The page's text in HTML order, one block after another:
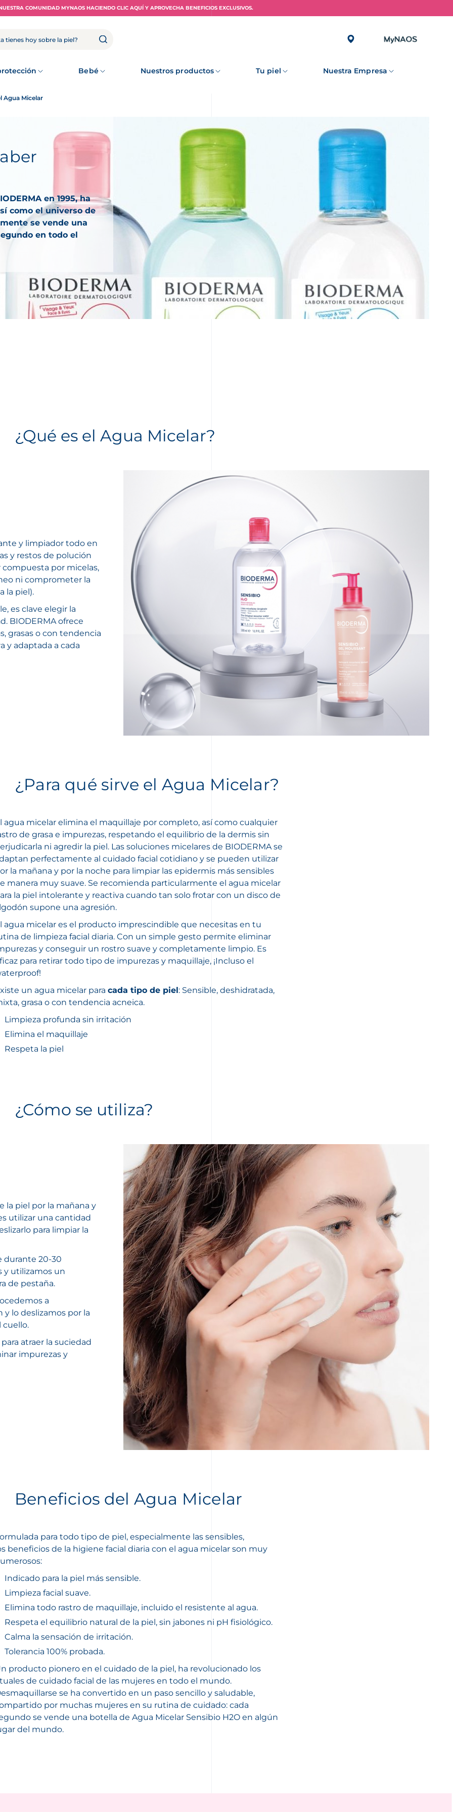
COMUNIDAD MYNAOS HACIENDO CLIC AQUÍ Y APROVECHA BENEFICIOS EXCLUSIVOS.
Bebé Nuestros productos Tu piel Nuestra Empresa
Agua Micelar
en 1995, ha
como el universo de
se vende una
en todo el
¿Qué es el Agua Micelar?
y limpiador todo en
y restos de polución
compuesta por micelas,
ni comprometer la
la piel).
es clave elegir la
BIODERMA ofrece
grasas o con tendencia
y adaptada a cada
¿Para qué sirve el Agua Micelar?
agua micelar elimina el maquillaje por completo, así como cualquier
de grasa e impurezas, respetando el equilibrio de la dermis sin
ni agredir la piel. Las soluciones micelares de BIODERMA se
perfectamente al cuidado facial cotidiano y se pueden utilizar
la mañana y por la noche para limpiar las epidermis más sensibles
manera muy suave. Se recomienda particularmente el agua micelar
la piel intolerante y reactiva cuando tan solo frotar con un disco de
supone una agresión.
agua micelar es el producto imprescindible que necesitas en tu
de limpieza facial diaria. Con un simple gesto permite eliminar
y conseguir un rostro suave y completamente limpio. Es
para retirar todo tipo de impurezas y maquillaje, ¡Incluso el
un agua micelar para cada tipo de piel: Sensible, deshidratada,
grasa o con tendencia acneica.
Limpieza profunda sin irritación
Elimina el maquillaje
Respeta la piel
¿Cómo se utiliza?
la piel por la mañana y
utilizar una cantidad
para limpiar la
durante 20-30
y utilizamos un
de pestaña.
a
lo deslizamos por la
cuello.
atraer la suciedad
impurezas y
Beneficios del Agua Micelar
para todo tipo de piel, especialmente las sensibles,
beneficios de la higiene facial diaria con el agua micelar son muy
Indicado para la piel más sensible.
Limpieza facial suave.
Elimina todo rastro de maquillaje, incluido el resistente al agua.
Respeta el equilibrio natural de la piel, sin jabones ni pH fisiológico.
Calma la sensación de irritación.
Tolerancia 100% probada.
producto pionero en el cuidado de la piel, ha revolucionado los
de cuidado facial de las mujeres en todo el mundo.
se ha convertido en un paso sencillo y saludable,
por muchas mujeres en su rutina de cuidado: cada
se vende una botella de Agua Micelar Sensibio H2O en algún
del mundo.